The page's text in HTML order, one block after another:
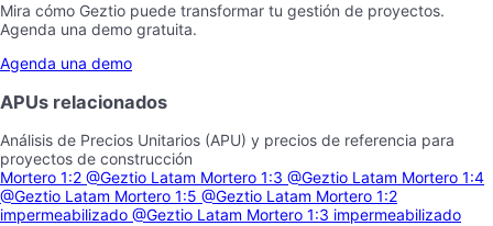
Mira cómo Geztio puede transformar tu gestión de proyectos.
Agenda una demo gratuita.
Agenda una demo
APUs relacionados
Análisis de Precios Unitarios (APU) y precios de referencia para
proyectos de construcción
Mortero 1:2 @Geztio Latam Mortero 1:3 @Geztio Latam Mortero 1:4
@Geztio Latam Mortero 1:5 @Geztio Latam Mortero 1:2
impermeabilizado @Geztio Latam Mortero 1:3 impermeabilizado